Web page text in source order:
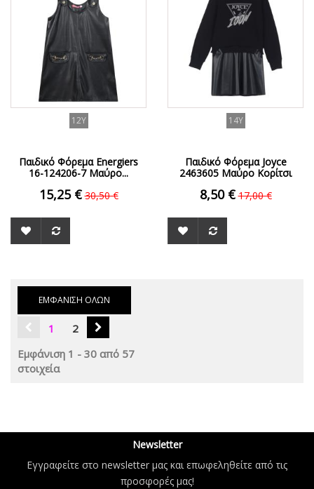
12Y
Παιδικό Φόρεμα Energiers
16-124206-7 Μαύρο...
15,25 € 30,50 €
14Y
Παιδικό Φόρεμα Joyce
2463605 Μαύρο Κορίτσι
8,50 € 17,00 €
ΕΜΦΆΝΙΣΗ ΌΛΩΝ
1
2
Εμφάνιση 1 - 30 από 57
στοιχεία
Newsletter
Εγγραφείτε στο newsletter μας και επωφεληθείτε από τις
προσφορές μας!